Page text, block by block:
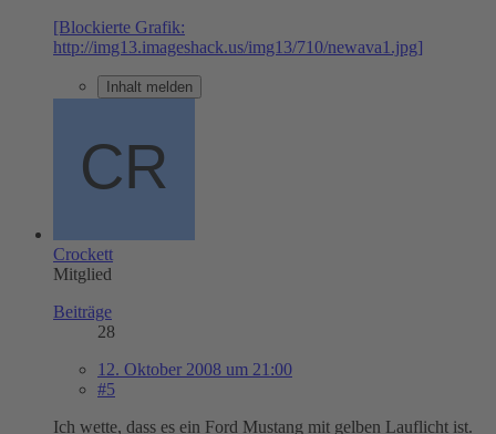
[Blockierte Grafik:
http://img13.imageshack.us/img13/710/newava1.jpg]
Inhalt melden
Crockett
Mitglied
Beiträge
28
12. Oktober 2008 um 21:00
#5
Ich wette, dass es ein Ford Mustang mit gelben Lauflicht ist.